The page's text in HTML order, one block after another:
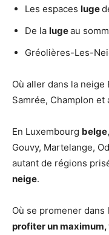
Les espaces luge
De la lugeau
Gréolières-Les-
Où aller dans la
Samrée, Champlon et
En Luxembourg belge
Gouvy, Martelange,
autant de régions
neige.
Où se promener dans
profiter un